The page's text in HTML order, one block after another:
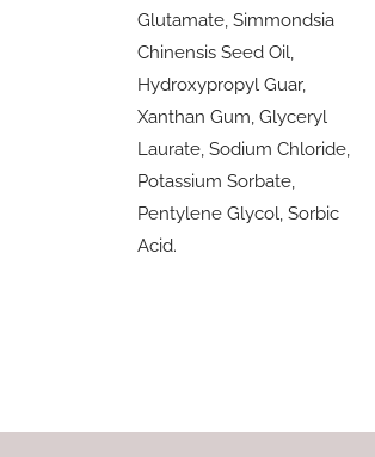
Glutamate, Simmondsia
Chinensis Seed Oil,
Hydroxypropyl Guar,
Xanthan Gum, Glyceryl
Laurate, Sodium Chloride,
Potassium Sorbate,
Pentylene Glycol, Sorbic
Acid.